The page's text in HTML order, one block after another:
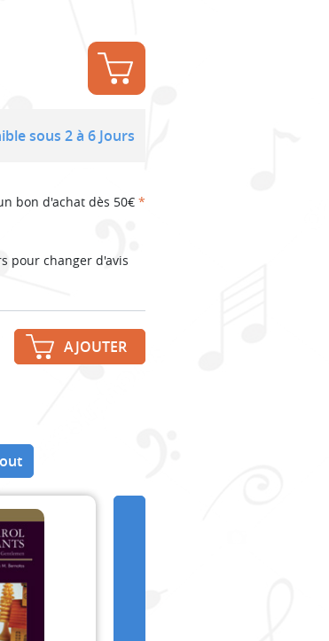
sous 2 à 6 Jours
bon d'achat dès 50€ *
pour changer d'avis
AJOUTER